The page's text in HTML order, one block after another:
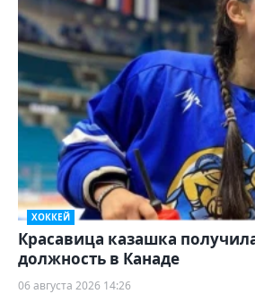
ХОККЕЙ
Красавица казашка
должность в Канаде
06 августа 2026 14:26